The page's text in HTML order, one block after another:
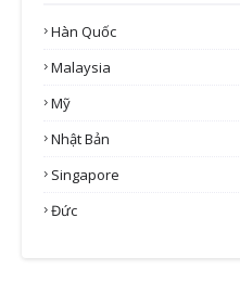
Hàn Quốc
Malaysia
Mỹ
Nhật Bản
Singapore
Đức